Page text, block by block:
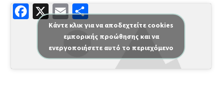
F
a
e
b
X E
m
ai
l
Μ
οι
ρ
α
σ
Κάντε κλικ για να αποδεχτείτε cookies
εμπορικής προώθησης και να
ενεργοποιήσετε αυτό το περιεχόμενο